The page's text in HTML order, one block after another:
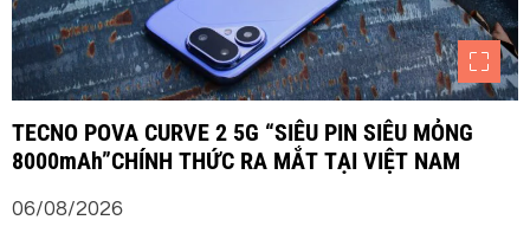
TECNO POVA CURVE 2 5G “SIÊU PIN SIÊU MỎNG
8000mAh”CHÍNH THỨC RA MẮT TẠI VIỆT NAM
06/08/2026